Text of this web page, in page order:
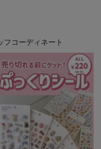
フコーディネート